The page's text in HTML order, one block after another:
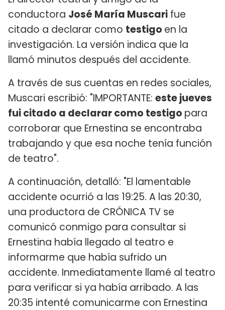
conductora José María Muscari fue
citado a declarar como testigo en la
investigación. La versión indica que la
llamó minutos después del accidente.
A través de sus cuentas en redes sociales,
Muscari escribió: "IMPORTANTE: este jueves
fui citado a declarar como testigo para
corroborar que Ernestina se encontraba
trabajando y que esa noche tenía función
de teatro".
A continuación, detalló: "El lamentable
accidente ocurrió a las 19:25. A las 20:30,
una productora de CRÓNICA TV se
comunicó conmigo para consultar si
Ernestina había llegado al teatro e
informarme que había sufrido un
accidente. Inmediatamente llamé al teatro
para verificar si ya había arribado. A las
20:35 intenté comunicarme con Ernestina